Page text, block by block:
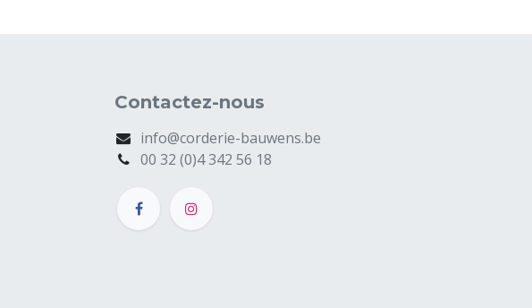
Contactez-nous
info@corderie-bauwens.be
00 32 (0)4 342 56 18